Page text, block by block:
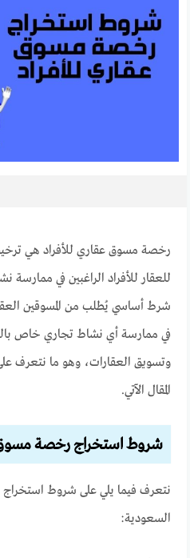
رخصة مسوق عقاري للأفراد هي
للعقار للأفراد الراغبين في
شرط أساسي يُطلب من المسوقين
في ممارسة أي نشاط تجاري خاص
وتسويق العقارات، وهو ما نتعرف
المقال الآتي.
شروط استخراج رخصة مسوق
نتعرف فيما يلي على شروط
السعودية: